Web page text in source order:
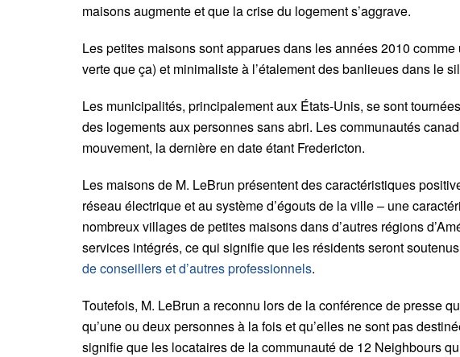
maisons augmente et que la crise du logement s’aggrave.
Les petites maisons sont apparues dans les années 2010
verte que ça) et minimaliste à l’étalement des banlieues dans le
Les municipalités, principalement aux États-Unis, se sont
des logements aux personnes sans abri. Les communautés
mouvement, la dernière en date étant Fredericton.
Les maisons de M. LeBrun présentent des caractéristiques
réseau électrique et au système d’égouts de la ville – une
nombreux villages de petites maisons dans d’autres régions
services intégrés, ce qui signifie que les résidents seront
de conseillers et d’autres professionnels.
Toutefois, M. LeBrun a reconnu lors de la conférence de presse
qu’une ou deux personnes à la fois et qu’elles ne sont pas
signifie que les locataires de la communauté de 12 Neighbours